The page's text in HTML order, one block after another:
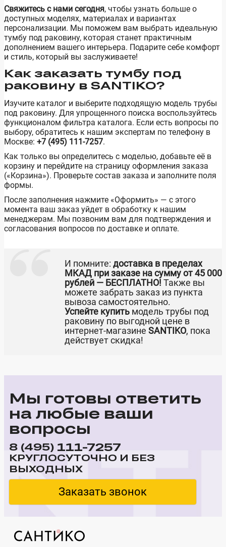
Свяжитесь с нами сегодня, чтобы узнать больше о
доступных моделях, материалах и вариантах
персонализации. Мы поможем вам выбрать идеальную
тумбу под раковину, которая станет практичным
дополнением вашего интерьера. Подарите себе комфорт
и стиль, который вы заслуживаете!
Как заказать тумбу под
раковину в SANTIKO?
Изучите каталог и выберите подходящую модель трубы
под раковину. Для упрощенного поиска воспользуйтесь
функционалом фильтра каталога. Если есть вопросы по
выбору, обратитесь к нашим экспертам по телефону в
Москве: +7 (495) 111-7257.
Как только вы определитесь с моделью, добавьте её в
корзину и перейдите на страницу оформления заказа
(«Корзина»). Проверьте состав заказа и заполните поля
формы.
После заполнения нажмите «Оформить» — с этого
момента ваш заказ уйдет в обработку к нашим
менеджерам. Мы позвоним вам для подтверждения и
согласования вопросов по доставке и оплате.
И помните: доставка в пределах
МКАД при заказе на сумму от 45 000
рублей — БЕСПЛАТНО! Также вы
можете забрать заказ из пункта
вывоза самостоятельно.
Успейте купить модель трубы под
раковину по выгодной цене в
интернет-магазине SANTIKO, пока
действует скидка!
Мы готовы ответить
на любые ваши
вопросы
8 (495) 111-7257
КРУГЛОСУТОЧНО И БЕЗ
ВЫХОДНЫХ
Заказать звонок